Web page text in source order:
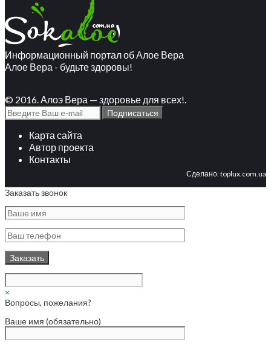
Информационный портал об Алое Вера
Алое Вера - будьте здоровы!
© 2016. Алоэ Вера — здоровье для всех!.
Карта сайта
Автор проекта
Контакты
Сделано:toplux.com.ua
Заказать звонок
×
Вопросы, пожелания?
Ваше имя (обязательно)